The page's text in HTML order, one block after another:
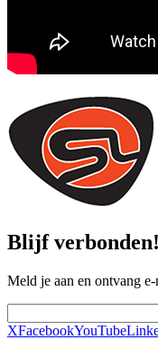
Blijf verbonden!
Meld je aan en ontvang
XFacebookYouTube